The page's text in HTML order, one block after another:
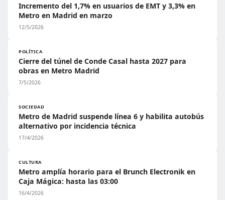
Incremento del 1,7% en usuarios de EMT y 3,3% en
Metro en Madrid en marzo
12/5/2026
POLÍTICA
Cierre del túnel de Conde Casal hasta 2027 para
obras en Metro Madrid
7/5/2026
SOCIEDAD
Metro de Madrid suspende línea 6 y habilita autobús
alternativo por incidencia técnica
17/4/2026
CULTURA
Metro amplía horario para el Brunch Electronik en
Caja Mágica: hasta las 03:00
16/4/2026